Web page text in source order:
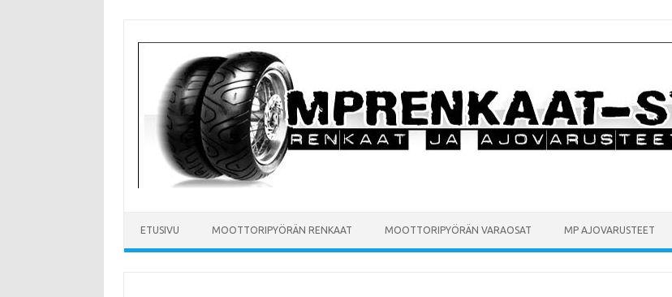
content
ETUSIVU MOOTTORIPYÖRÄN RENKAAT MOOTTORIPYÖRÄN VARAOSAT MP AJOVARUSTEET